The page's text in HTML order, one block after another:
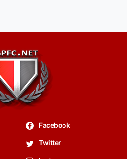
Facebook
Twitter